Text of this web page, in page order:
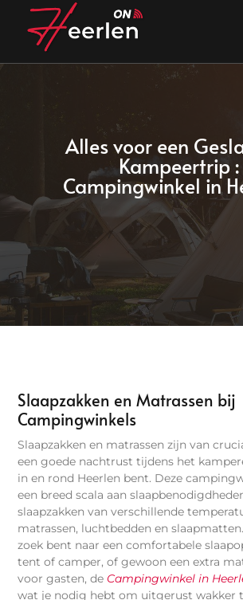
Alles voor een
Kampeertrip :
Campingwinkel in
Slaapzakken en Matrassen bij
Campingwinkels
Slaapzakken en matrassen zijn van
een goede nachtrust tijdens het
in en rond Heerlen bent. Deze
een breed scala aan
slaapzakken van verschillende
matrassen, luchtbedden en
zoek bent naar een comfortabele
tent of camper, of gewoon een extra
voor gasten, de Campingwinkel in
wat je nodig hebt om uitgerust wakker